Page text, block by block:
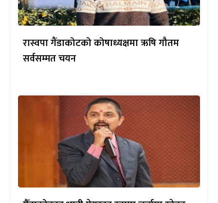
रास्वपा गैंडाकोटको कोषाध्यक्षमा ऋषि गौतम
सर्वसम्मत चयन